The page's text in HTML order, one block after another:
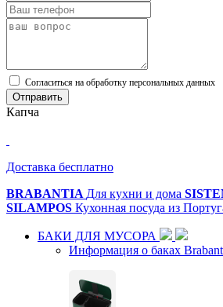
Cогласиться на обработку персональных данных
Отправить
Капча
Доставка бесплатно
BRABANTIA Для кухни и дома
SILAMPOS Кухонная посуда из
БАКИ ДЛЯ МУСОРА
Информация о баках